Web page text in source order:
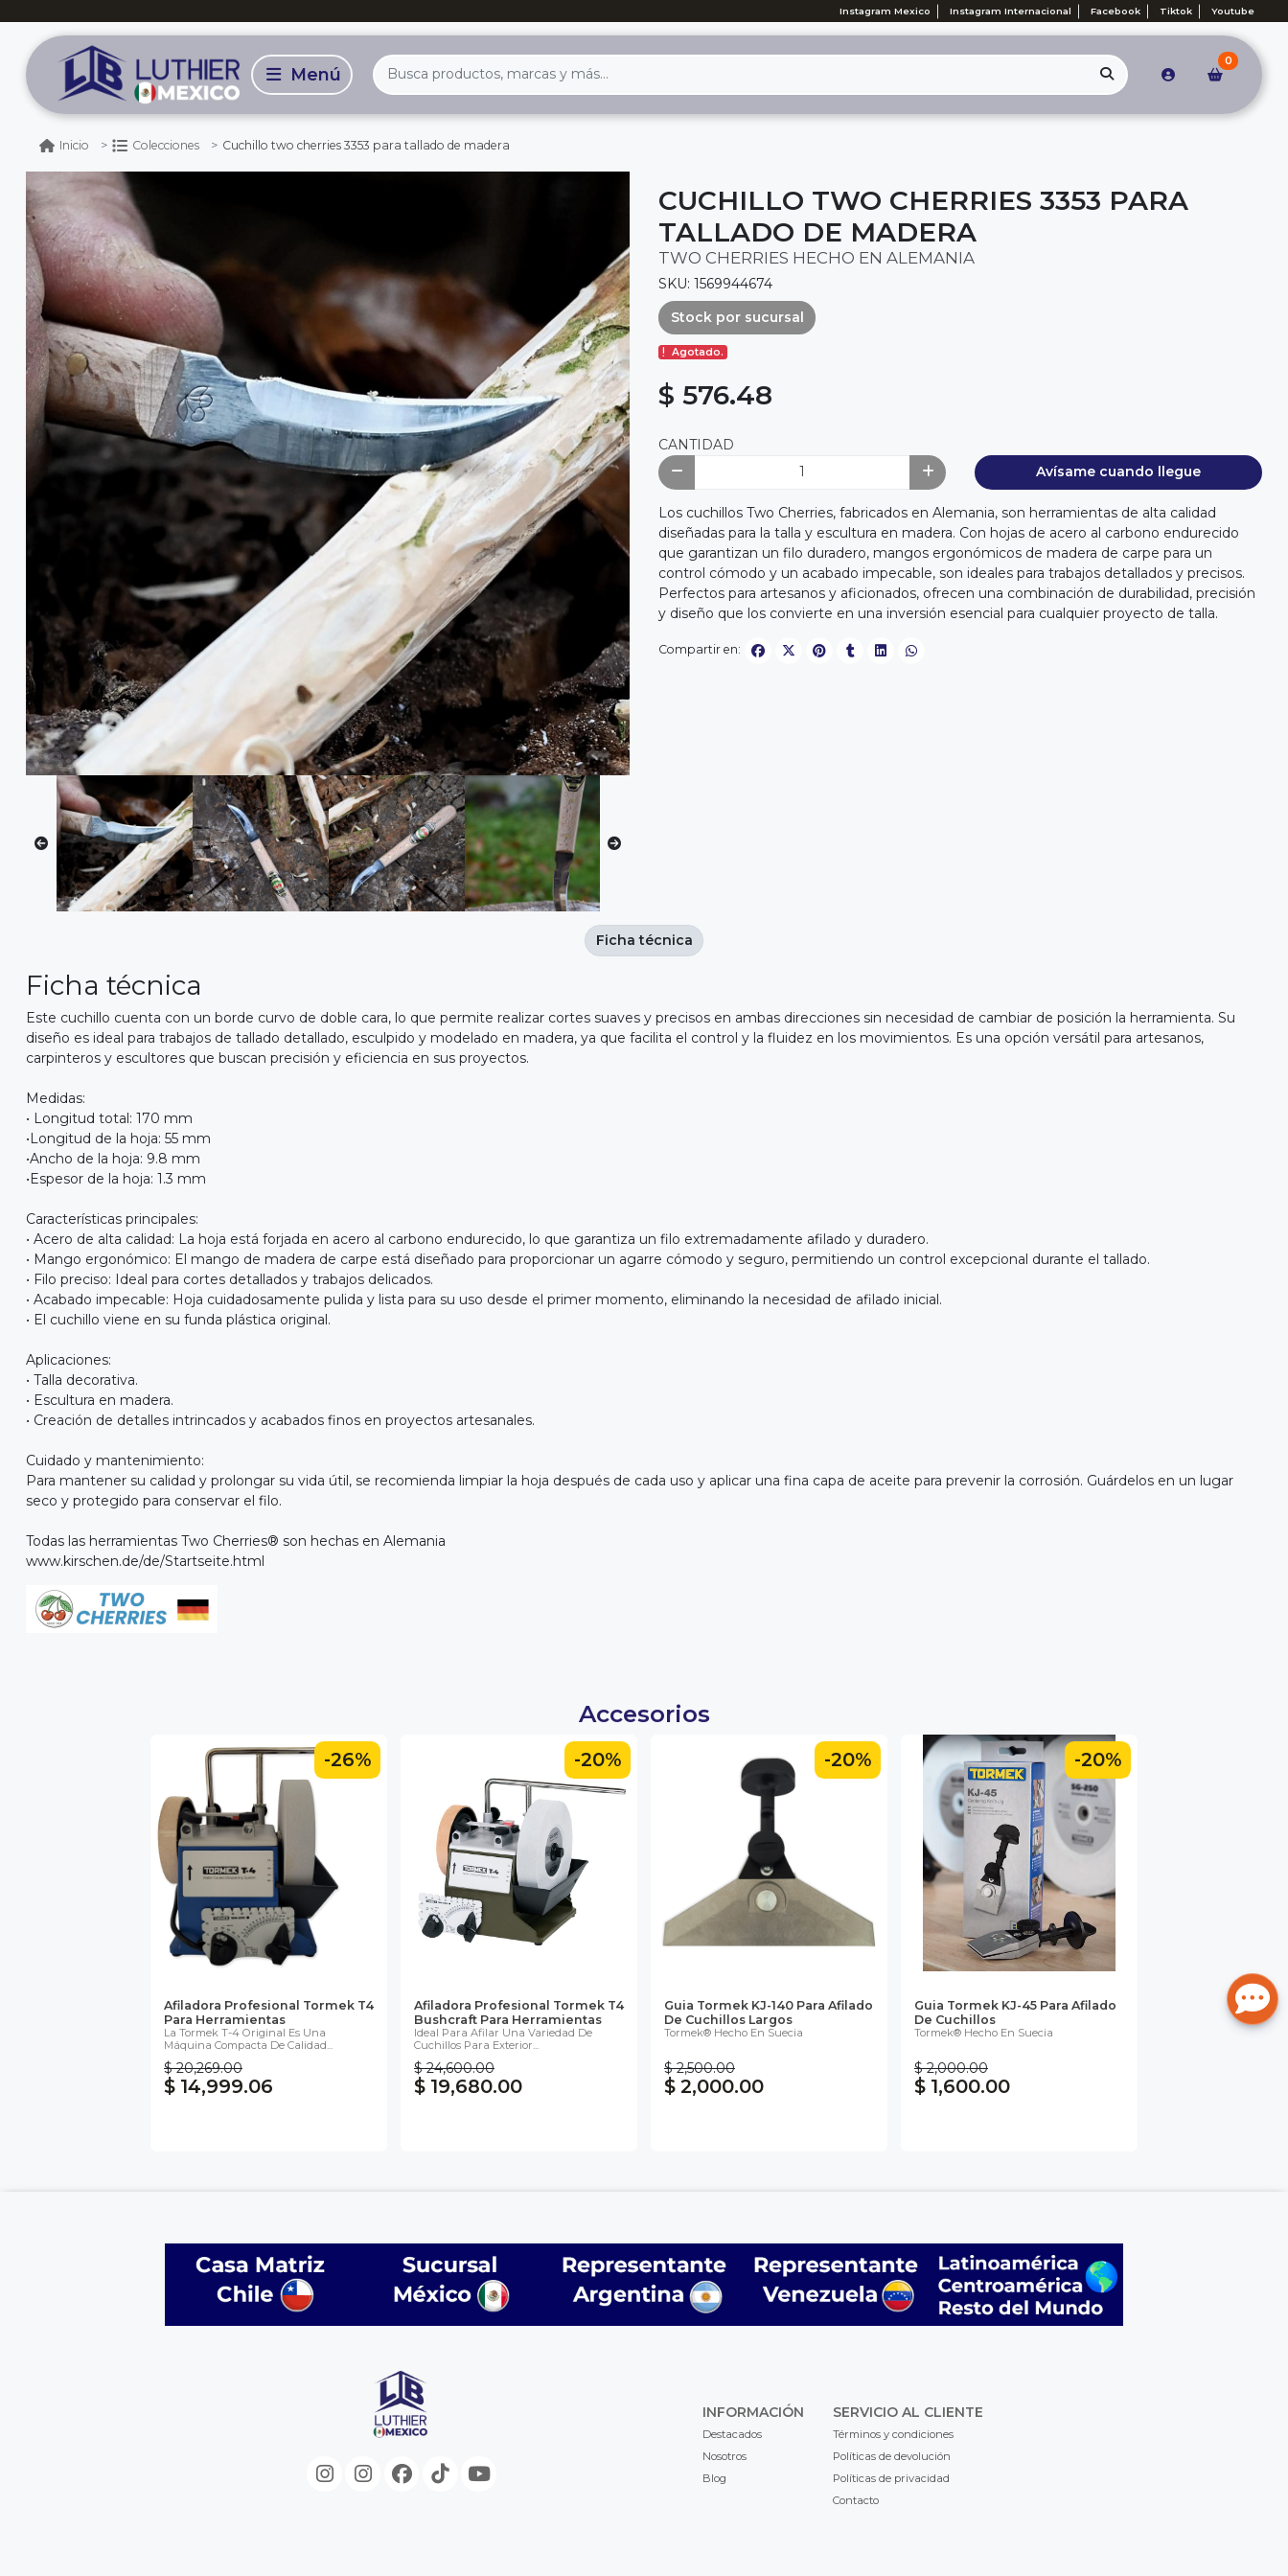
Instagram Mexico Instagram Internacional Facebook Tiktok Youtube
0
Inicio Colecciones Cuchillo two cherries 3353 para tallado de madera
CUCHILLO TWO CHERRIES 3353 PARA
TALLADO DE MADERA
TWO CHERRIES HECHO EN ALEMANIA
SKU: 1569944674
Stock por sucursal
Agotado.
$ 576.48
CANTIDAD
Avísame cuando llegue
Los cuchillos Two Cherries, fabricados en Alemania, son herramientas de alta calidad
diseñadas para la talla y escultura en madera. Con hojas de acero al carbono endurecido
que garantizan un filo duradero, mangos ergonómicos de madera de carpe para un
control cómodo y un acabado impecable, son ideales para trabajos detallados y precisos.
Perfectos para artesanos y aficionados, ofrecen una combinación de durabilidad, precisión
y diseño que los convierte en una inversión esencial para cualquier proyecto de talla.
Compartir en:
Ficha técnica
Este cuchillo cuenta con un borde curvo de doble cara, lo que permite realizar cortes suaves y precisos en ambas direcciones sin necesidad de cambiar de posición la herramienta. Su
diseño es ideal para trabajos de tallado detallado, esculpido y modelado en madera, ya que facilita el control y la fluidez en los movimientos. Es una opción versátil para artesanos,
carpinteros y escultores que buscan precisión y eficiencia en sus proyectos.
Medidas:
• Longitud total: 170 mm
•Longitud de la hoja: 55 mm
•Ancho de la hoja: 9.8 mm
•Espesor de la hoja: 1.3 mm
Características principales:
• Acero de alta calidad: La hoja está forjada en acero al carbono endurecido, lo que garantiza un filo extremadamente afilado y duradero.
• Mango ergonómico: El mango de madera de carpe está diseñado para proporcionar un agarre cómodo y seguro, permitiendo un control excepcional durante el tallado.
• Filo preciso: Ideal para cortes detallados y trabajos delicados.
• Acabado impecable: Hoja cuidadosamente pulida y lista para su uso desde el primer momento, eliminando la necesidad de afilado inicial.
• El cuchillo viene en su funda plástica original.
Aplicaciones:
• Talla decorativa.
• Escultura en madera.
• Creación de detalles intrincados y acabados finos en proyectos artesanales.
Cuidado y mantenimiento:
Para mantener su calidad y prolongar su vida útil, se recomienda limpiar la hoja después de cada uso y aplicar una fina capa de aceite para prevenir la corrosión. Guárdelos en un lugar
seco y protegido para conservar el filo.
Todas las herramientas Two Cherries® son hechas en Alemania
www.kirschen.de/de/Startseite.html
Ficha técnica
Accesorios
-26%
Afiladora Profesional Tormek T4
Para Herramientas
La Tormek T-4 Original Es Una
Máquina Compacta De Calidad...
$ 20,269.00
$ 14,999.06
-20%
Afiladora Profesional Tormek T4
Bushcraft Para Herramientas
Ideal Para Afilar Una Variedad De
Cuchillos Para Exterior...
$ 24,600.00
$ 19,680.00
-20%
Guia Tormek KJ-140 Para Afilado
De Cuchillos Largos
Tormek® Hecho En Suecia
$ 2,500.00
$ 2,000.00
-20%
Guia Tormek KJ-45 Para Afilado
De Cuchillos
Tormek® Hecho En Suecia
$ 2,000.00
$ 1,600.00
INFORMACIÓN
Destacados
Nosotros
Blog
SERVICIO AL CLIENTE
Términos y condiciones
Políticas de devolución
Políticas de privacidad
Contacto